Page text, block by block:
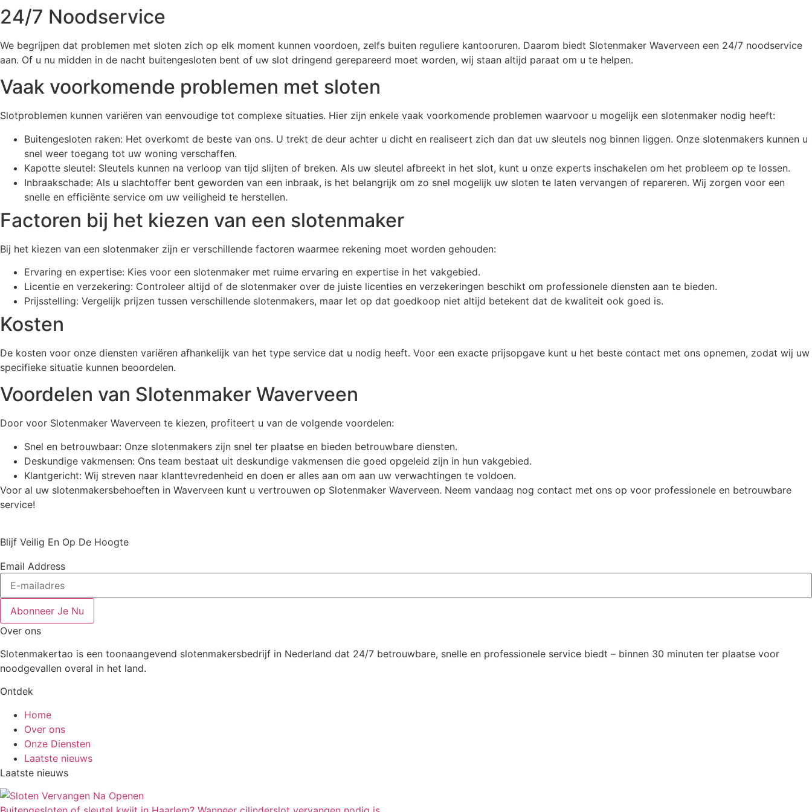
24/7 Noodservice
We begrijpen dat problemen met sloten zich op elk moment kunnen voordoen, zelfs buiten reguliere kantooruren. Daarom biedt Slotenmaker Waverveen een 24/7 noodservice
aan. Of u nu midden in de nacht buitengesloten bent of uw slot dringend gerepareerd moet worden, wij staan altijd paraat om u te helpen.
Vaak voorkomende problemen met sloten
Slotproblemen kunnen variëren van eenvoudige tot complexe situaties. Hier zijn enkele vaak voorkomende problemen waarvoor u mogelijk een slotenmaker nodig heeft:
Buitengesloten raken: Het overkomt de beste van ons. U trekt de deur achter u dicht en realiseert zich dan dat uw sleutels nog binnen liggen. Onze slotenmakers kunnen u
snel weer toegang tot uw woning verschaffen.
Kapotte sleutel: Sleutels kunnen na verloop van tijd slijten of breken. Als uw sleutel afbreekt in het slot, kunt u onze experts inschakelen om het probleem op te lossen.
Inbraakschade: Als u slachtoffer bent geworden van een inbraak, is het belangrijk om zo snel mogelijk uw sloten te laten vervangen of repareren. Wij zorgen voor een
snelle en efficiënte service om uw veiligheid te herstellen.
Factoren bij het kiezen van een slotenmaker
Bij het kiezen van een slotenmaker zijn er verschillende factoren waarmee rekening moet worden gehouden:
Ervaring en expertise: Kies voor een slotenmaker met ruime ervaring en expertise in het vakgebied.
Licentie en verzekering: Controleer altijd of de slotenmaker over de juiste licenties en verzekeringen beschikt om professionele diensten aan te bieden.
Prijsstelling: Vergelijk prijzen tussen verschillende slotenmakers, maar let op dat goedkoop niet altijd betekent dat de kwaliteit ook goed is.
Kosten
De kosten voor onze diensten variëren afhankelijk van het type service dat u nodig heeft. Voor een exacte prijsopgave kunt u het beste contact met ons opnemen, zodat wij uw
specifieke situatie kunnen beoordelen.
Voordelen van Slotenmaker Waverveen
Door voor Slotenmaker Waverveen te kiezen, profiteert u van de volgende voordelen:
Snel en betrouwbaar: Onze slotenmakers zijn snel ter plaatse en bieden betrouwbare diensten.
Deskundige vakmensen: Ons team bestaat uit deskundige vakmensen die goed opgeleid zijn in hun vakgebied.
Klantgericht: Wij streven naar klanttevredenheid en doen er alles aan om aan uw verwachtingen te voldoen.
Voor al uw slotenmakersbehoeften in Waverveen kunt u vertrouwen op Slotenmaker Waverveen. Neem vandaag nog contact met ons op voor professionele en betrouwbare
service!
Blijf Veilig En Op De Hoogte
Email Address
Abonneer Je Nu
Over ons
Slotenmakertao is een toonaangevend slotenmakersbedrijf in Nederland dat 24/7 betrouwbare, snelle en professionele service biedt – binnen 30 minuten ter plaatse voor
noodgevallen overal in het land.
Ontdek
Home
Over ons
Onze Diensten
Laatste nieuws
Laatste nieuws